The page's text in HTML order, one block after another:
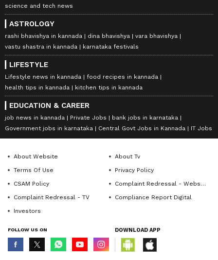
science and tech news
ASTROLOGY
rashi bhavishya in kannada dina bhavishya
vara bhavishya
vastu shastra in kannada
karnataka festivals
LIFESTYLE
Lifestyle news in kannada
food recipes in kannada
health tips in kannada
kitchen tips in kannada
EDUCATION & CAREER
job news in kannada Private Jobs
bank jobs in karnataka
Government jobs in karnataka
Central Govt Jobs in Kannada IT Jobs
About Website
About Tv
Terms Of Use
Privacy Policy
CSAM Policy
Complaint Redressal - Website
Complaint Redressal - TV
Compliance Report Digital
Investors
FOLLOW US ON DOWNLOAD APP